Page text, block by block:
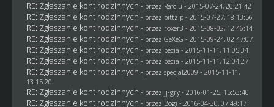
RE: Zgłaszanie kont rodzinnych - przez Rafciu - 2015-07-24, 20:21:42
RE: Zgłaszanie kont rodzinnych - przez pittzip- 2015-07-27, 18:13:56
RE: Zgłaszanie kont rodzinnych - przez roxer3 - 2015-08-02, 12:46:14
RE: Zgłaszanie kont rodzinnych - przez GeXeG - 2015-09-24, 02:47:07
RE: Zgłaszanie kont rodzinnych - przez becia - 2015-11-11, 11:05:34
RE: Zgłaszanie kont rodzinnych - przez becia - 2015-11-11, 12:04:27
RE: Zgłaszanie kont rodzinnych - przez specjal2009 - 2015-11-11,
13:15:20
RE: Zgłaszanie kont rodzinnych - przez jj-gry- 2016-01-25, 15:53:40
RE: Zgłaszanie kont rodzinnych - przez Bogi - 2016-04-30, 07:49:17